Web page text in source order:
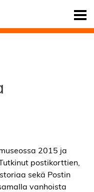
2015 ja
postikorttien,
sekä Postin
vanhoista